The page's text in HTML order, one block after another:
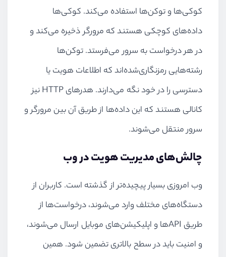
کوکی‌ها و توکن‌ها استفاده می‌کند. کوکی‌ها
داده‌های کوچکی هستند که مرورگر ذخیره می‌کند و
در هر درخواست به سرور می‌فرستد. توکن‌ها
رشته‌هایی رمزنگاری‌شده‌اند که اطلاعات هویت یا
دسترسی را در خود نگه می‌دارند. هدرهای HTTP نیز
کانالی هستند که این داده‌ها از طریق آن بین مرورگر و
سرور منتقل می‌شوند.
چالش‌های مدیریت هویت در وب
وب امروزی بسیار پیچیده‌تر از گذشته است. کاربران از
دستگاه‌های مختلف وارد می‌شوند، درخواست‌ها از
طریق APIها و اپلیکیشن‌های موبایل ارسال می‌شوند،
و امنیت باید در سطح بالاتری تضمین شود. همین